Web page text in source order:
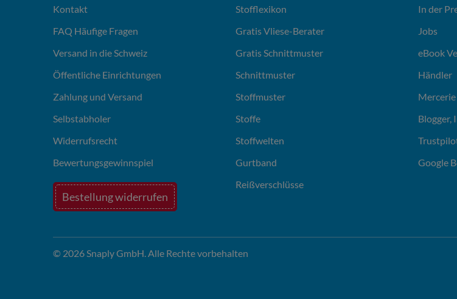
Kontakt
FAQ Häufige Fragen
Versand in die Schweiz
Öffentliche Einrichtungen
Zahlung und Versand
Selbstabholer
Widerrufsrecht
Bewertungsgewinnspiel
Bestellung widerrufen
Stofflexikon
Gratis Vliese-Berater
Gratis Schnittmuster
Schnittmuster
Stoffmuster
Stoffe
Stoffwelten
Gurtband
Reißverschlüsse
In der
Jobs
eBook
Händler
Mercerie
Blogger,
Google
© 2026 Snaply GmbH. Alle Rechte vorbehalten